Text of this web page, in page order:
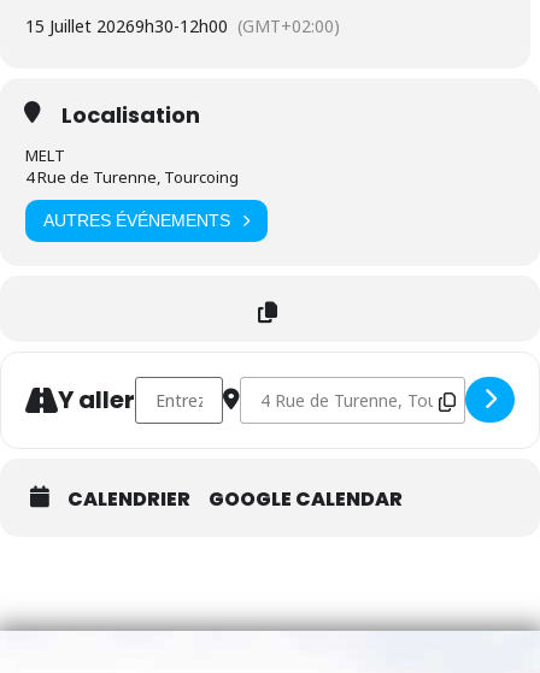
15 Juillet 20269h30-12h00 (GMT+02:00)
Localisation
MELT
4 Rue de Turenne, Tourcoing
AUTRES ÉVÉNEMENTS
Y allerAddress - Permanences Formation : Votre projet,
Destination Address - Permanences
CALENDRIER GOOGLE CALENDAR